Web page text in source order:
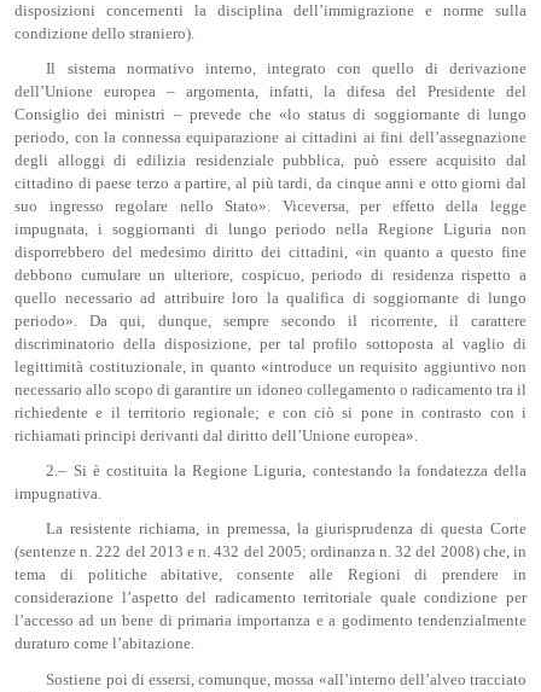
disposizioni concernenti la disciplina dell’immigrazione e norme sulla
condizione dello straniero).
Il sistema normativo interno, integrato con quello di derivazione
dell’Unione europea – argomenta, infatti, la difesa del Presidente del
Consiglio dei ministri – prevede che «lo status di soggiornante di lungo
periodo, con la connessa equiparazione ai cittadini ai fini dell’assegnazione
degli alloggi di edilizia residenziale pubblica, può essere acquisito dal
cittadino di paese terzo a partire, al più tardi, da cinque anni e otto giorni dal
suo ingresso regolare nello Stato». Viceversa, per effetto della legge
impugnata, i soggiornanti di lungo periodo nella Regione Liguria non
disporrebbero del medesimo diritto dei cittadini, «in quanto a questo fine
debbono cumulare un ulteriore, cospicuo, periodo di residenza rispetto a
quello necessario ad attribuire loro la qualifica di soggiornante di lungo
periodo». Da qui, dunque, sempre secondo il ricorrente, il carattere
discriminatorio della disposizione, per tal profilo sottoposta al vaglio di
legittimità costituzionale, in quanto «introduce un requisito aggiuntivo non
necessario allo scopo di garantire un idoneo collegamento o radicamento tra il
richiedente e il territorio regionale; e con ciò si pone in contrasto con i
richiamati principi derivanti dal diritto dell’Unione europea».
2.– Si è costituita la Regione Liguria, contestando la fondatezza della
impugnativa.
La resistente richiama, in premessa, la giurisprudenza di questa Corte
(sentenze n. 222 del 2013 e n. 432 del 2005; ordinanza n. 32 del 2008) che, in
tema di politiche abitative, consente alle Regioni di prendere in
considerazione l’aspetto del radicamento territoriale quale condizione per
l’accesso ad un bene di primaria importanza e a godimento tendenzialmente
duraturo come l’abitazione.
Sostiene poi di essersi, comunque, mossa «all’interno dell’alveo tracciato